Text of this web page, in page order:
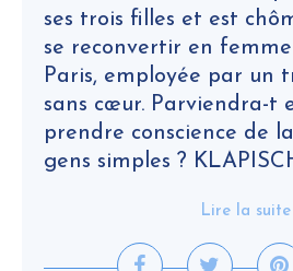
ses trois filles et est
se reconvertir en
Paris, employée par un
sans cœur. Parviendra-t
prendre conscience de
gens simples ?
Lire la suite